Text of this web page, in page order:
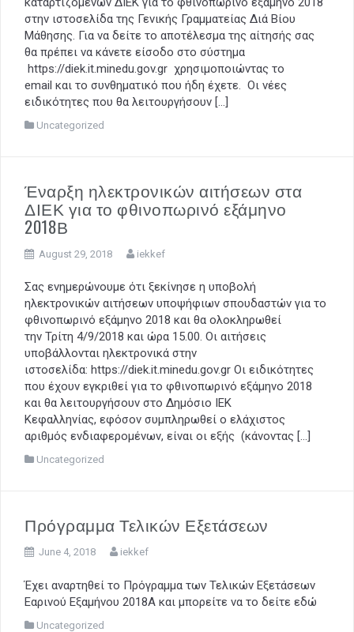
στην ιστοσελίδα της Γενικής Γραμματείας Διά Βίου
Μάθησης. Για να δείτε το αποτέλεσμα της αίτησής σας
θα πρέπει να κάνετε είσοδο στο σύστημα
https://diek.it.minedu.gov.gr χρησιμοποιώντας το
email και το συνθηματικό που ήδη έχετε. Οι νέες
ειδικότητες που θα λειτουργήσουν […]
Uncategorized
Έναρξη ηλεκτρονικών αιτήσεων στα
ΔΙΕΚ για το φθινοπωρινό εξάμηνο
2018Β
August 29, 2018 iekkef
Σας ενημερώνουμε ότι ξεκίνησε η υποβολή
ηλεκτρονικών αιτήσεων υποψήφιων σπουδαστών για το
φθινοπωρινό εξάμηνο 2018 και θα ολοκληρωθεί
την Τρίτη 4/9/2018 και ώρα 15.00. Οι αιτήσεις
υποβάλλονται ηλεκτρονικά στην
ιστοσελίδα: https://diek.it.minedu.gov.gr Οι ειδικότητες
που έχουν εγκριθεί για το φθινοπωρινό εξάμηνο 2018
και θα λειτουργήσουν στο Δημόσιο ΙΕΚ
Κεφαλληνίας, εφόσον συμπληρωθεί ο ελάχιστος
αριθμός ενδιαφερομένων, είναι οι εξής (κάνοντας […]
Uncategorized
Πρόγραμμα Τελικών Εξετάσεων
June 4, 2018 iekkef
Έχει αναρτηθεί το Πρόγραμμα των Τελικών Εξετάσεων
Εαρινού Εξαμήνου 2018Α και μπορείτε να το δείτε εδώ
Uncategorized